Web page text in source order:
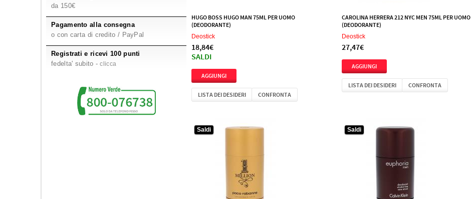
da 150€
Pagamento alla consegna
o con carta di credito / PayPal
Registrati e ricevi 100 punti
fedelta' subito -clicca
HUGO BOSS HUGO MAN 75ML PER UOMO
(DEODORANTE)
Deostick
18,84€
SALDI
LISTA DEI DESIDERI CONFRONTA
CAROLINA HERRERA 212 NYC MEN 75ML PER UOMO
(DEODORANTE)
Deostick
27,47€
LISTA DEI DESIDERI CONFRONTA
Saldi Saldi